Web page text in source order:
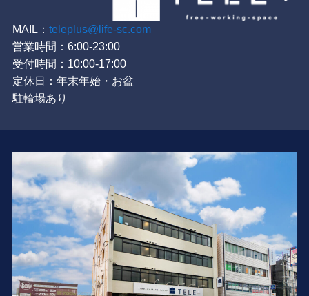
MAIL： teleplus@life-sc.com
営業時間：6:00-23:00
受付時間：10:00-17:00
定休日：年末年始・お盆
駐輪場あり